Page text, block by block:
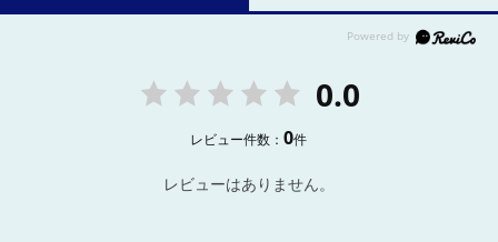
0.0
レビュー件数：0件
レビューはありません。